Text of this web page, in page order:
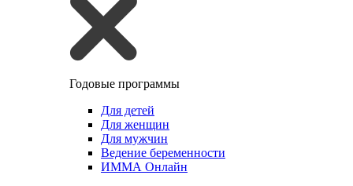
Годовые программы
Для детей
Для женщин
Для мужчин
Ведение беременности
ИММА Онлайн